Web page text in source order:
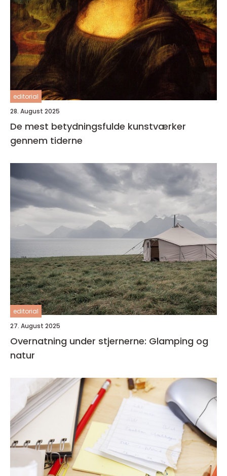
editorial
28. August 2025
De mest betydningsfulde kunstværker
gennem tiderne
editorial
27. August 2025
Overnatning under stjernerne: Glamping og
natur